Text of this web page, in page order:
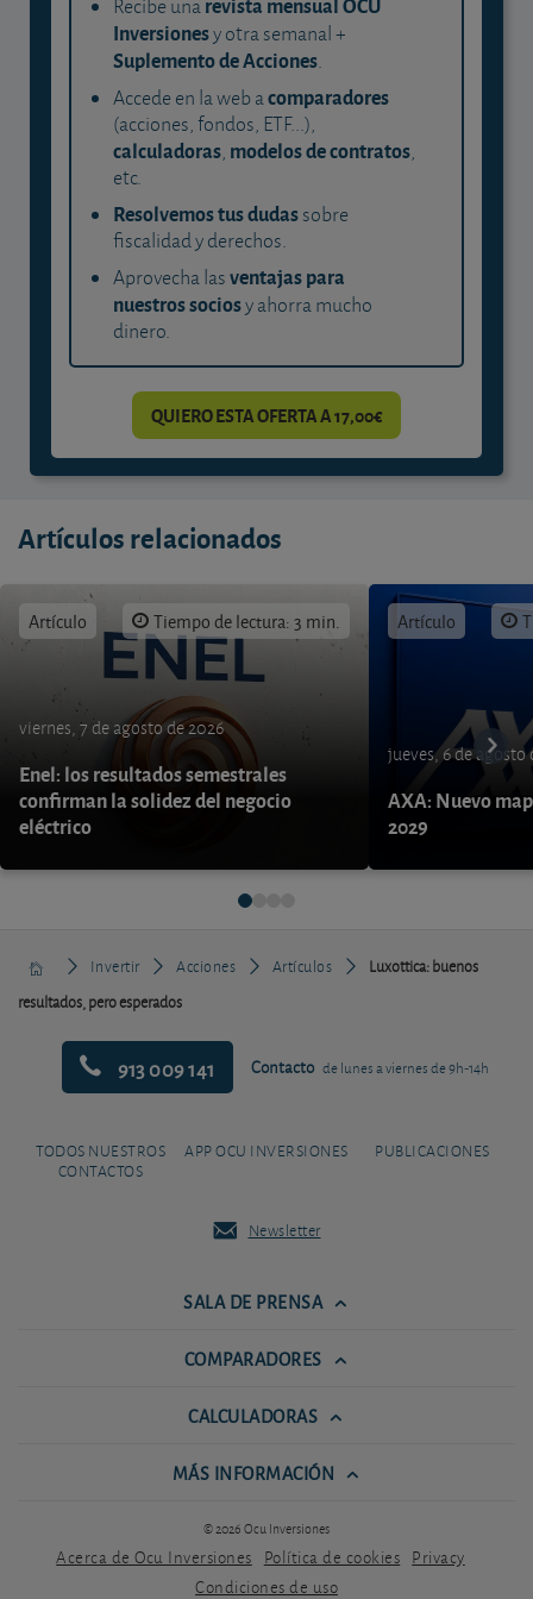
Recibe una
Inversionesy otra semanal +
Suplemento de Acciones.
Accede en la web acomparadores
(acciones, fondos, ETF...),
calculadoras, modelos de contratos,
etc.
Resolvemos tus dudassobre
fiscalidad y derechos.
Aprovecha lasventajas para
nuestros sociosy ahorra mucho
dinero.
QUIERO ESTA OFERTA A 17,00€
Artículos relacionados
Artículo Tiempo de lectura: 3 min.
viernes, 7 de agosto de 2026
Enel: los resultados semestrales
confirman la solidez del negocio
eléctrico
Artículo
jueves, 6 de agosto
AXA: Nuevo
2029
Invertir Acciones Artículos
Luxottica: buenos
resultados, pero esperados
913 009 141 Contacto de lunes a viernes de 9h-14h
TODOS NUESTROS
CONTACTOS
APP OCU INVERSIONES PUBLICACIONES
Newsletter
SALA DE PRENSA
COMPARADORES
CALCULADORAS
MÁS INFORMACIÓN
© 2026 Ocu Inversiones
Acerca de Ocu Inversiones Política de cookies Privacy
Condiciones de uso